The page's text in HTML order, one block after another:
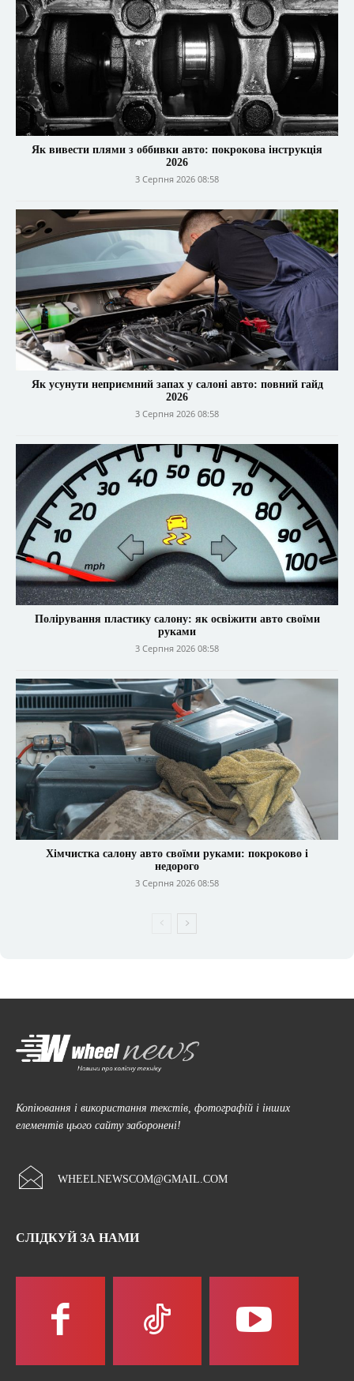
Як вивести плями з оббивки авто: покрокова інструкція
2026
3 Серпня 2026 08:58
Як усунути неприємний запах у салоні авто: повний гайд
2026
3 Серпня 2026 08:58
Полірування пластику салону: як освіжити авто своїми
руками
3 Серпня 2026 08:58
Хімчистка салону авто своїми руками: покроково і
недорого
3 Серпня 2026 08:58
Копіювання і використання текстів, фотографій і інших
елементів цього сайту заборонені!
WHEELNEWSCOM@GMAIL.COM
СЛІДКУЙ ЗА НАМИ